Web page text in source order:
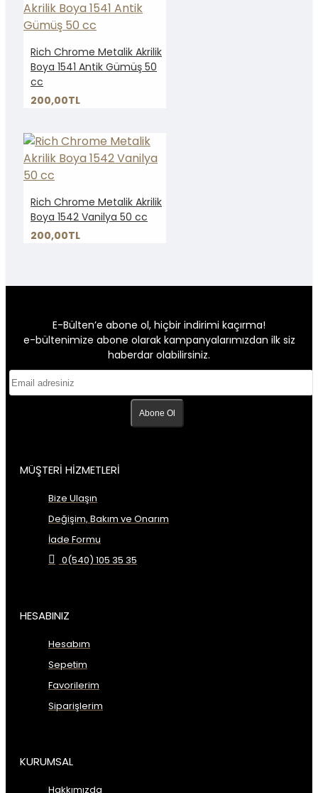
Rich Chrome Metalik Akrilik
Boya 1541 Antik Gümüş 50
cc
200,00TL
Rich Chrome Metalik Akrilik
Boya 1542 Vanilya 50 cc
200,00TL
E-Bülten’e abone ol, hiçbir indirimi kaçırma!
e-bültenimize abone olarak kampanyalarımızdan ilk siz
haberdar olabilirsiniz.
Abone Ol
MÜŞTERİ HİZMETLERİ
Bize Ulaşın
Değişim, Bakım ve Onarım
İade Formu
0(540) 105 35 35
HESABINIZ
Hesabım
Sepetim
Favorilerim
Siparişlerim
KURUMSAL
Hakkımızda